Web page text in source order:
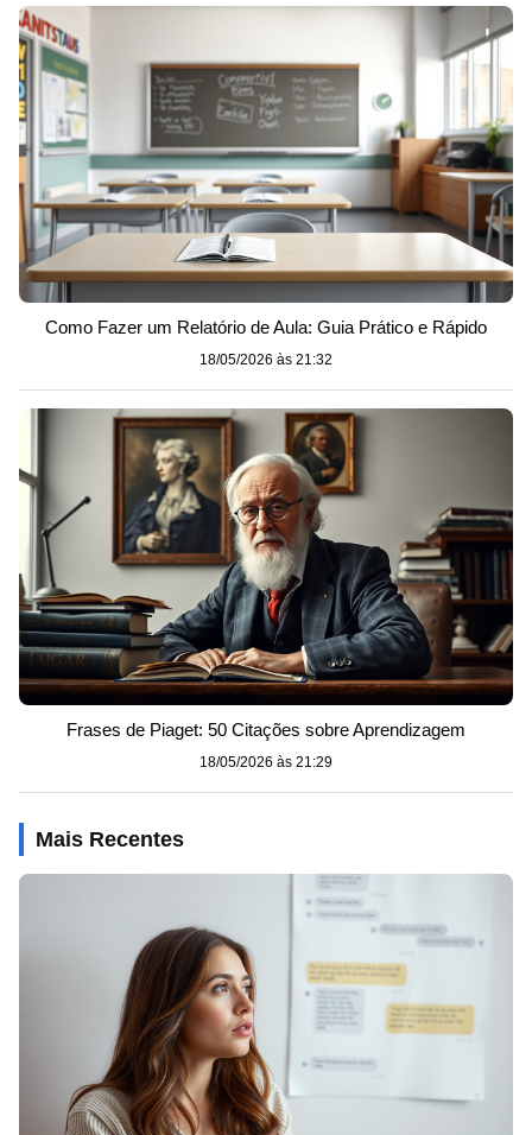
Como Fazer um Relatório de Aula: Guia Prático e Rápido
18/05/2026 às 21:32
Frases de Piaget: 50 Citações sobre Aprendizagem
18/05/2026 às 21:29
Mais Recentes